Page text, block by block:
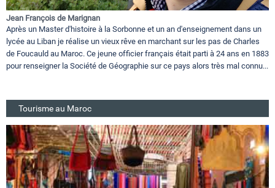
Jean François de Marignan
Après un Master d'histoire à la Sorbonne et un an d'enseignement dans un
lycée au Liban je réalise un vieux rêve en marchant sur les pas de Charles
de Foucauld au Maroc. Ce jeune officier français était parti à 24 ans en 1883
pour renseigner la Société de Géographie sur ce pays alors très mal connu...
Tourisme au Maroc